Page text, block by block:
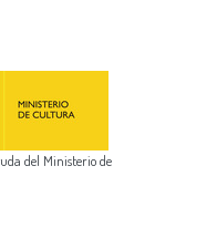
del Ministerio de